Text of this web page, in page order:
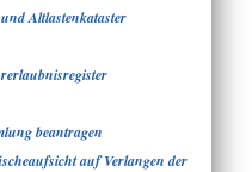
Altlastenkataster
beantragen
auf Verlangen der